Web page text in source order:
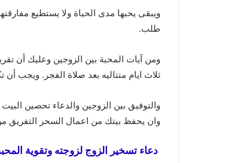
ويبقى يحبها مدى الحياة ولا يستطيع
طلب.
ومن آيات المحبة بين الزوجين وعليك أن
ثلاث ايام متتاليه بعد صلاة الفجر. ويجب
والتوفيق بين الزوجين والدعاء تحصين
وان يحفظ بيتك من اعمال السحر التفريق
دعاء تسخير الزوج لزوجته وتقوية